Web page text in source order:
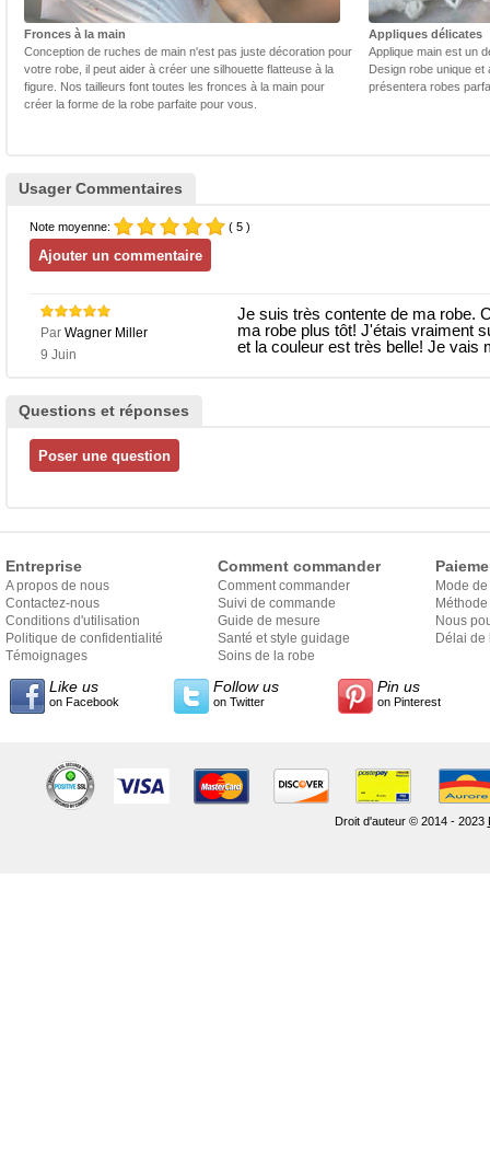
Fronces à la main
Conception de ruches de main n'est pas juste décoration pour
votre robe, il peut aider à créer une silhouette flatteuse à la
figure. Nos tailleurs font toutes les fronces à la main pour
créer la forme de la robe parfaite pour vous.
Appliques délicates
Applique main est un
Design robe unique et
présentera robes
Usager Commentaires
Note moyenne: ( 5 )
Par Wagner Miller
9 Juin
Je suis très contente de ma robe.
ma robe plus tôt! J'étais vraiment
et la couleur est très belle! Je vais
Questions et réponses
Entreprise
A propos de nous
Contactez-nous
Conditions d'utilisation
Politique de confidentialité
Témoignages
Comment commander
Comment commander
Suivi de commande
Guide de mesure
Santé et style guidage
Soins de la robe
Mode
Nous
Délai de
Like us
on Facebook
Follow us
on Twitter
Pin us
on Pinterest
Droit d'auteur © 2014 - 2023